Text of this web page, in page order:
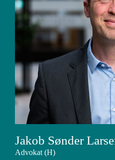
Jakob Sønder
Advokat (H)